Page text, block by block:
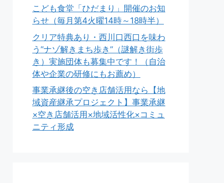
こども食堂「ひだまり」開催のお知
らせ（毎月第4火曜14時～18時半）
クリア特典あり・西川口西口を味わ
う”ナゾ解きまち歩き”（謎解き街歩
き）実施団体も募集中です！（自治
体や企業の研修にもお薦め）
事業承継後の空き店舗活用なら【地
域資産継承プロジェクト】事業承継
×空き店舗活用×地域活性化×コミュ
ニティ形成